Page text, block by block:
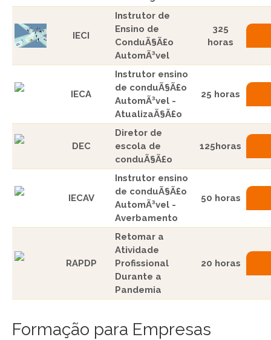
IECI
Instrutor de
Ensino de
ConduÃ§Ã£o
AutomÃ³vel
325
horas
IECA
Instrutor ensino
de conduÃ§Ã£o
AutomÃ³vel -
AtualizaÃ§Ã£o
25 horas
DEC
Diretor de
escola de
conduÃ§Ã£o
125horas
IECAV
Instrutor ensino
de conduÃ§Ã£o
AutomÃ³vel -
Averbamento
50 horas
RAPDP
Retomar a
Atividade
Profissional
Durante a
Pandemia
20 horas
Formação para Empresas